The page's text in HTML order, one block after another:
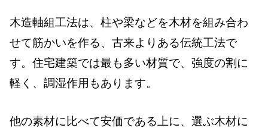
木造軸組工法は、柱や梁などを木材を組み合わ
せて筋かいを作る、古来よりある伝統工法で
す。住宅建築では最も多い材質で、強度の割に
軽く、調湿作用もあります。
他の素材に比べて安価である上に、選ぶ木材に